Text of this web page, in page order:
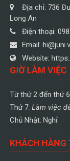
Địa chỉ: 736
Long An
Điện thoại:
Email:
Website:
GIỜ LÀM VIỆC
Từ thứ 2 đến thứ
Thứ 7: Làm việc
Chủ Nhật: Nghỉ
KHÁCH HÀNG